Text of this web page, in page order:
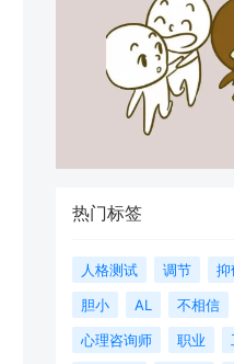
热门标签
人格测试 调节 抑
胆小
AL 不相信
心理咨询师
职业